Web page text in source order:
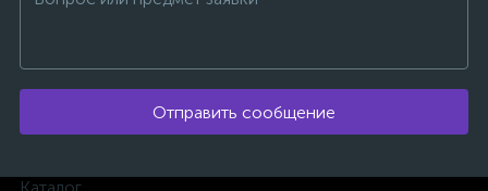
Отправить сообщение